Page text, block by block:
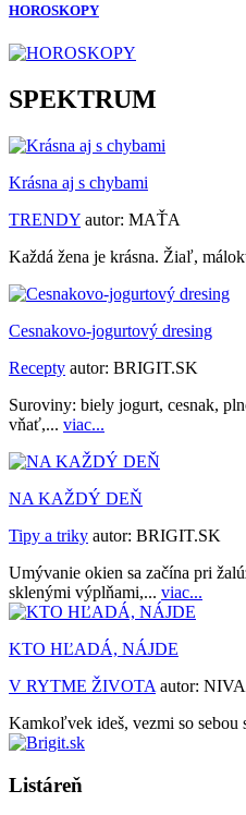
HOROSKOPY
SPEKTRUM
Krásna aj s chybami
TRENDY autor: MAŤA
Každá žena je krásna. Žiaľ,
Cesnakovo-jogurtový dresing
Recepty autor: BRIGIT.SK
Suroviny: biely jogurt, cesnak,
vňať,... viac...
NA KAŽDÝ DEŇ
Tipy a triky autor: BRIGIT.SK
Umývanie okien sa začína pri
sklenými výplňami,... viac...
KTO HĽADÁ, NÁJDE
V RYTME ŽIVOTA autor: NIVA
Kamkoľvek ideš, vezmi so sebou
Listáreň